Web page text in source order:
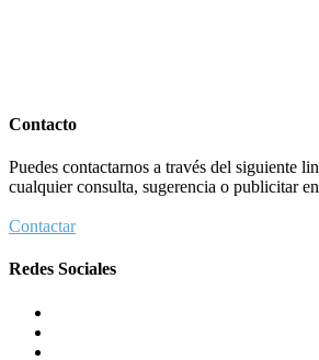
Contacto
Puedes contactarnos a través del siguiente
cualquier consulta, sugerencia o publicitar
Contactar
Redes Sociales